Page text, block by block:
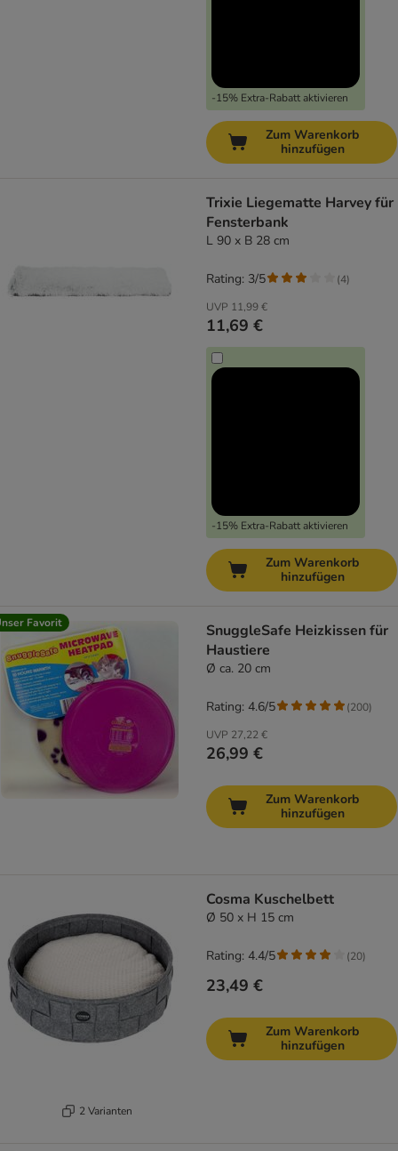
-15% Extra-Rabatt aktivieren
Zum Warenkorb
hinzufügen
Trixie Liegematte Harvey für
Fensterbank
L 90 x B 28 cm
UVP 11,99 €
11,69 €
-15% Extra-Rabatt aktivieren
Rating: 3/5 (4)
Zum Warenkorb
hinzufügen
Favorit
SnuggleSafe Heizkissen für
Haustiere
Ø ca. 20 cm
UVP 27,22 €
26,99 €
Rating: 4.6/5 (200)
Zum Warenkorb
hinzufügen
2 Varianten
Cosma Kuschelbett
Ø 50 x H 15 cm
23,49 €
Rating: 4.4/5 (20)
Zum Warenkorb
hinzufügen